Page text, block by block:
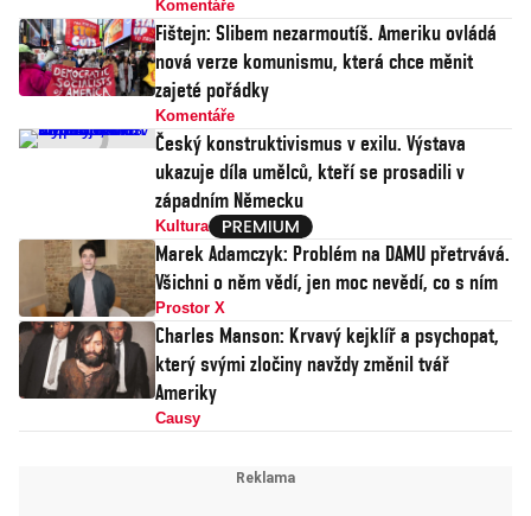
Komentáře
Fištejn: Slibem nezarmoutíš. Ameriku ovládá
nová verze komunismu, která chce měnit
zajeté pořádky
Komentáře
Český konstruktivismus v exilu. Výstava
ukazuje díla umělců, kteří se prosadili v
západním Německu
Kultura
Marek Adamczyk: Problém na DAMU přetrvává.
Všichni o něm vědí, jen moc nevědí, co s ním
Prostor X
Charles Manson: Krvavý kejklíř a psychopat,
který svými zločiny navždy změnil tvář
Ameriky
Causy